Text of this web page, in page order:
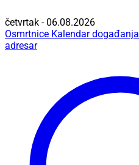
četvrtak - 06.08.2026
Osmrtnice Kalendar događanja
adresar